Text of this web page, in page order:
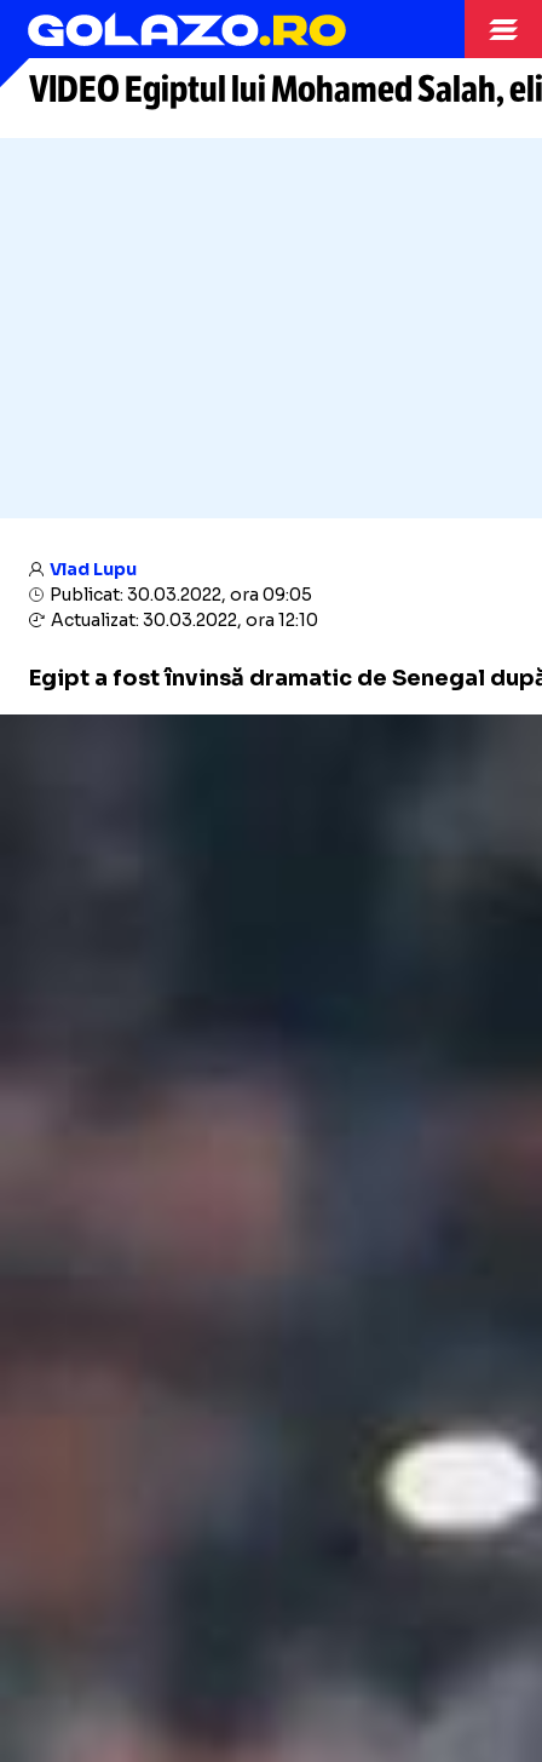
Arhiva fotbal
VIDEO Egiptul lui Mohamed Salah,
Vlad Lupu
Publicat: 30.03.2022, ora 09:05
Actualizat: 30.03.2022, ora 12:10
Egipt a fost învinsă dramatic de Senegal